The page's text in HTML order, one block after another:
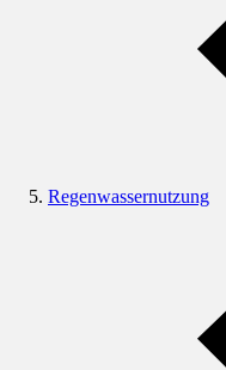
Regenwassernutzung